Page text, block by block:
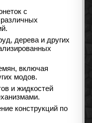
с
дерева и других
включая
модов.
и жидкостей
конструкций по